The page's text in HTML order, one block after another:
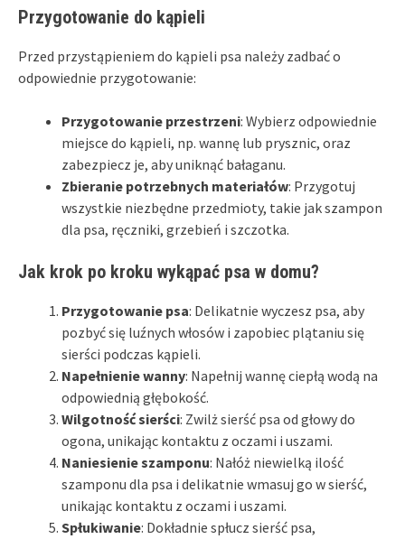
Przygotowanie do kąpieli
Przed przystąpieniem do kąpieli psa należy zadbać o
odpowiednie przygotowanie:
Przygotowanie przestrzeni: Wybierz odpowiednie
miejsce do kąpieli, np. wannę lub prysznic, oraz
zabezpiecz je, aby uniknąć bałaganu.
Zbieranie potrzebnych materiałów: Przygotuj
wszystkie niezbędne przedmioty, takie jak szampon
dla psa, ręczniki, grzebień i szczotka.
Jak krok po kroku wykąpać psa w domu?
Przygotowanie psa: Delikatnie wyczesz psa, aby
pozbyć się luźnych włosów i zapobiec plątaniu się
sierści podczas kąpieli.
Napełnienie wanny: Napełnij wannę ciepłą wodą na
odpowiednią głębokość.
Wilgotność sierści: Zwilż sierść psa od głowy do
ogona, unikając kontaktu z oczami i uszami.
Naniesienie szamponu: Nałóż niewielką ilość
szamponu dla psa i delikatnie wmasuj go w sierść,
unikając kontaktu z oczami i uszami.
Spłukiwanie: Dokładnie spłucz sierść psa,